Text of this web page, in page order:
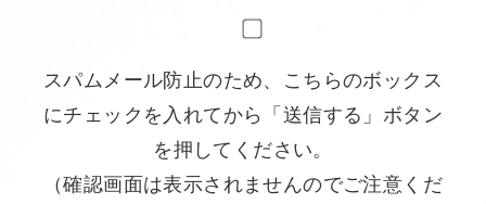
スパムメール防止のため、こちらのボックス
にチェックを入れてから「送信する」ボタン
を押してください。
（確認画面は表示されませんのでご注意くだ